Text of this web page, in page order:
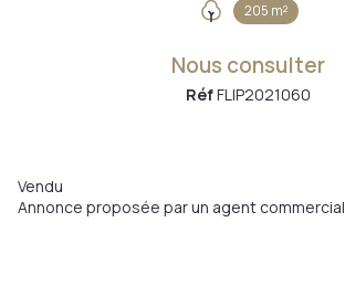
205 m²
Nous consulter
RéfFLIP2021060
Vendu
Annonce proposée par un agent commercial